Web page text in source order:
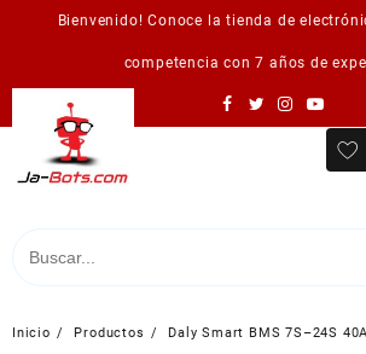
Bienvenido! Conoce la tienda de
competencia con 7 años de
Inicio Productos Daly Smart BMS 7S–24S